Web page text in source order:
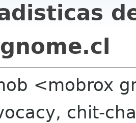
<mobrox
chit-